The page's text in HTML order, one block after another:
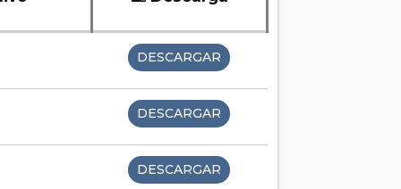
DESCARGAR
DESCARGAR
DESCARGAR